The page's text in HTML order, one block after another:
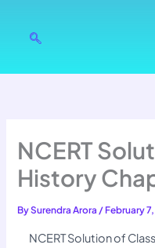
NCERT
History
BySurendra Arora/ February
NCERT Solution of